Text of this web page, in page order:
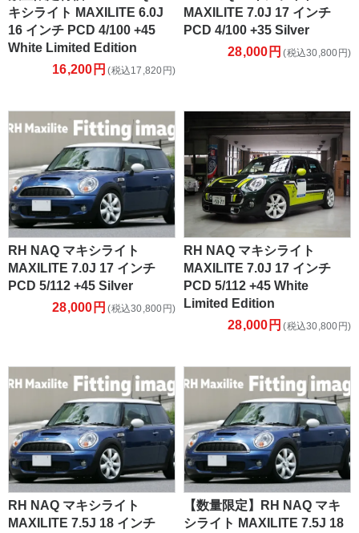
キシライト MAXILITE 6.0J
16 インチ PCD 4/100 +45
White Limited Edition
16,200円 (税込17,820円)
MAXILITE 7.0J 17 インチ
PCD 4/100 +35 Silver
28,000円 (税込30,800円)
RH NAQ マキシライト
MAXILITE 7.0J 17 インチ
PCD 5/112 +45 Silver
28,000円 (税込30,800円)
RH NAQ マキシライト
MAXILITE 7.0J 17 インチ
PCD 5/112 +45 White
Limited Edition
28,000円 (税込30,800円)
RH NAQ マキシライト
MAXILITE 7.5J 18 インチ
【数量限定】RH NAQ マキ
シライト MAXILITE 7.5J 18